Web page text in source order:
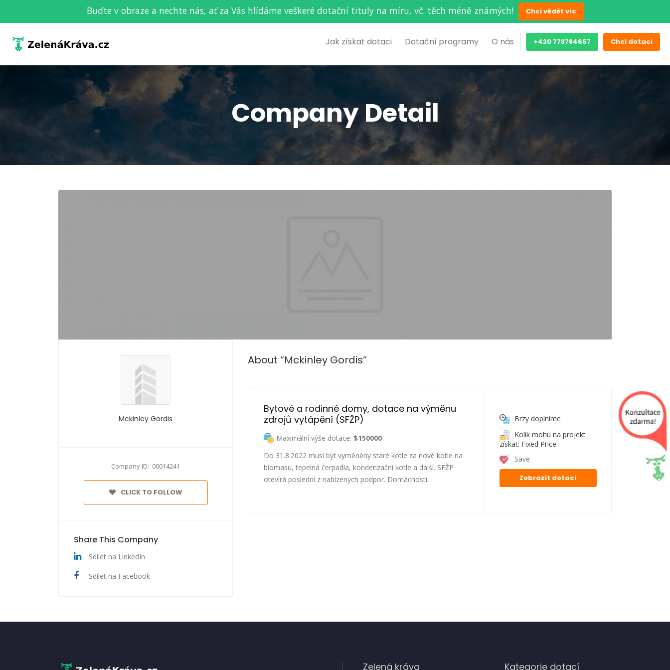
Buďte v obraze a nechte nás, ať za Vás hlídáme veškeré dotační tituly na míru, vč. těch méně známých! Chci vědět víc
Jak získat dotaci Dotační programy O nás +420 773784657 Chci dotaci
Company Detail
Mckinley Gordis
Company ID: 00014241
CLICK TO FOLLOW
Share This Company
Sdílet na LinkedIn
Sdílet na Facebook
About “Mckinley Gordis”
Bytové a rodinné domy, dotace na výměnu
zdrojů vytápění (SFŽP)
Maximální výše dotace: $150000
Do 31.8.2022 musí být vyměněny staré kotle za nové kotle na
biomasu, tepelná čerpadla, kondenzační kotle a další. SFŽP
otevírá poslední z nabízených podpor. Domácnosti…
Brzy doplníme
Kolik mohu na projekt
získat: Fixed Price
Save
Zobrazit dotaci
Zelená kráva Kategorie dotací